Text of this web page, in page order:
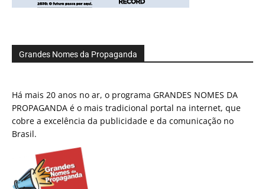
Grandes Nomes da Propaganda
Há mais 20 anos no ar, o programa GRANDES NOMES DA
PROPAGANDA é o mais tradicional portal na internet, que
cobre a excelência da publicidade e da comunicação no
Brasil.